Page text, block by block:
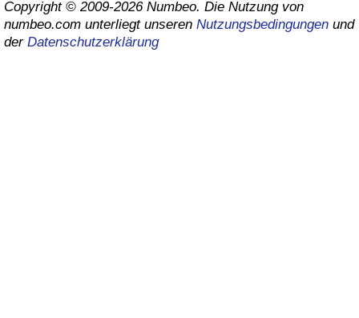
Copyright © 2009-2026 Numbeo. Die Nutzung von
numbeo.com unterliegt unseren Nutzungsbedingungen und
der Datenschutzerklärung
Kriminalitäts-Index (aktuell)
Kriminalitäts-Index